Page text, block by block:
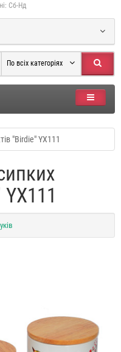
Сб-Нд
По всіх категоріях
"Birdie" YX111